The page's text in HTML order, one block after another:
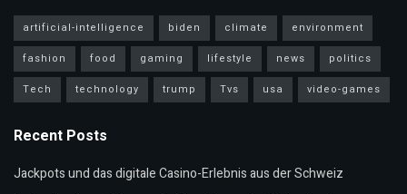
artificial-intelligence biden climate
environment
fashion
food gaming lifestyle news
politics
Tech
technology trump Tvs usa video-games
Recent Posts
Jackpots und das digitale Casino-Erlebnis aus der Schweiz